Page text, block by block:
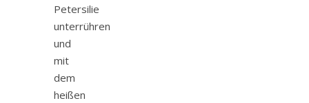
Petersilie
unterrühren
und
mit
dem
heißen